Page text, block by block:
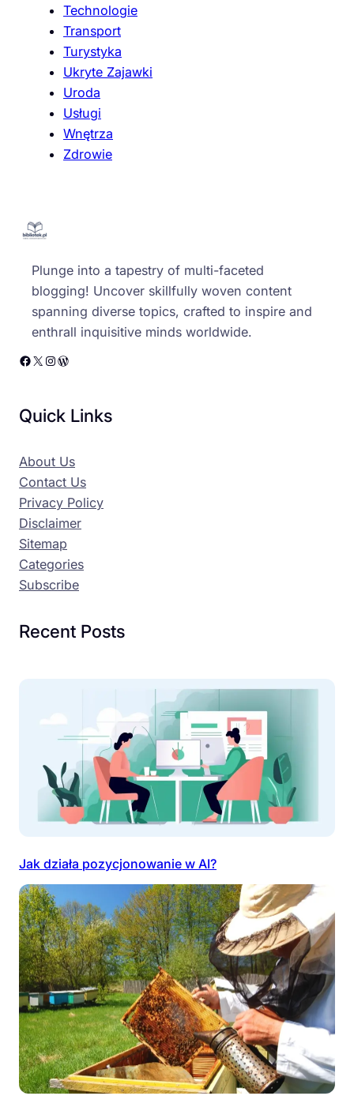
Technologie
Transport
Turystyka
Ukryte Zajawki
Uroda
Usługi
Wnętrza
Zdrowie
Plunge into a tapestry of multi-faceted
blogging! Uncover skillfully woven content
spanning diverse topics, crafted to inspire and
enthrall inquisitive minds worldwide.
Facebook X Instagram WordPress
Quick Links
About Us
Contact Us
Privacy Policy
Disclaimer
Sitemap
Categories
Subscribe
Recent Posts
Jak działa pozycjonowanie w AI?